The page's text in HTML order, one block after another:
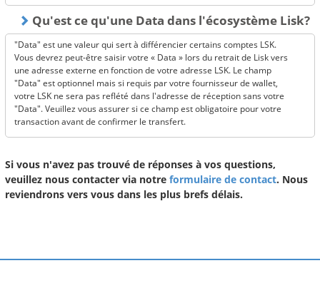
Qu'est ce qu'une Data dans l'écosystème Lisk?
"Data" est une valeur qui sert à différencier certains comptes LSK.
Vous devrez peut-être saisir votre « Data » lors du retrait de Lisk vers
une adresse externe en fonction de votre adresse LSK. Le champ
"Data" est optionnel mais si requis par votre fournisseur de wallet,
votre LSK ne sera pas reflété dans l'adresse de réception sans votre
"Data". Veuillez vous assurer si ce champ est obligatoire pour votre
transaction avant de confirmer le transfert.
Si vous n'avez pas trouvé de réponses à vos questions,
veuillez nous contacter via notre formulaire de contact. Nous
reviendrons vers vous dans les plus brefs délais.